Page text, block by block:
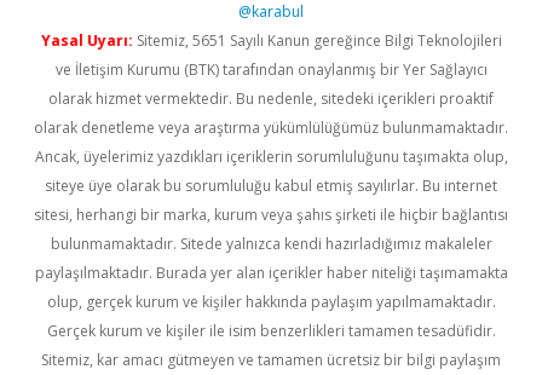
@karabul
Yasal Uyarı: Sitemiz, 5651 Sayılı Kanun gereğince Bilgi Teknolojileri
ve İletişim Kurumu (BTK) tarafından onaylanmış bir Yer Sağlayıcı
olarak hizmet vermektedir. Bu nedenle, sitedeki içerikleri proaktif
olarak denetleme veya araştırma yükümlülüğümüz bulunmamaktadır.
Ancak, üyelerimiz yazdıkları içeriklerin sorumluluğunu taşımakta olup,
siteye üye olarak bu sorumluluğu kabul etmiş sayılırlar. Bu internet
sitesi, herhangi bir marka, kurum veya şahıs şirketi ile hiçbir bağlantısı
bulunmamaktadır. Sitede yalnızca kendi hazırladığımız makaleler
paylaşılmaktadır. Burada yer alan içerikler haber niteliği taşımamakta
olup, gerçek kurum ve kişiler hakkında paylaşım yapılmamaktadır.
Gerçek kurum ve kişiler ile isim benzerlikleri tamamen tesadüfidir.
Sitemiz, kar amacı gütmeyen ve tamamen ücretsiz bir bilgi paylaşım